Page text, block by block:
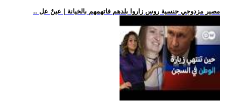
.. مصير مزدوجي جنسية روس زاروا بلدهم فاتهمهم بالخيانة | عينٌ عل